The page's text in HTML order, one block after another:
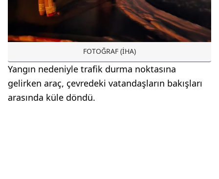
FOTOĞRAF (İHA)
Yangın nedeniyle trafik durma noktasına
gelirken araç, çevredeki vatandaşların bakışları
arasında küle döndü.